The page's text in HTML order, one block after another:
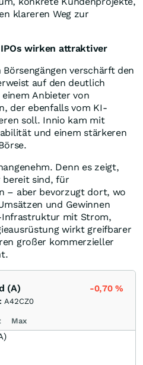
klareren Weg zur
wirken attraktiver
verschärft den
auf den deutlich
einem Anbieter von
der ebenfalls vom KI-
soll. Innio kam mit
und einem stärkeren
Denn es zeigt,
bereit sind, für
– aber bevorzugt dort, wo
und Gewinnen
mit Strom,
wirkt greifbarer
großer kommerzieller
(A) -0,70%
A42CZ0
Max